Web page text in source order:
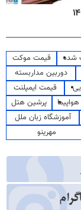
شده
قیمت موکت
دوربین مداربسته
قیمت ایمپلنت
پرشین هتل
آموزشگاه زبان ملل
مهرینو